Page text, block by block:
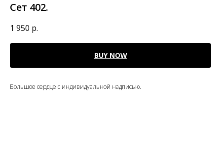
Сет 402.
1 950 р.
BUY NOW
Большое сердце с индивидуальной надписью.